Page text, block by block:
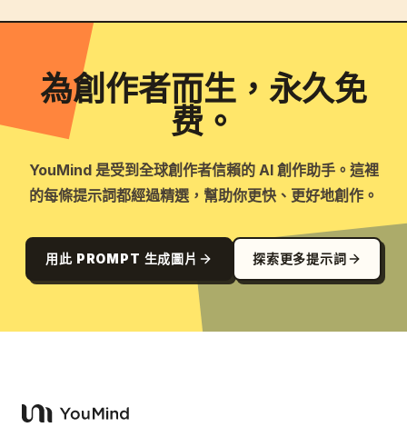
為創作者而生，永久免
费。
YouMind 是受到全球創作者信賴的 AI 創作助手。這裡
的每條提示詞都經過精選，幫助你更快、更好地創作。
用此 PROMPT 生成圖片 探索更多提示詞